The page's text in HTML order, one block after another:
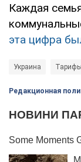
Каждая
эта цифра
Украина
Редакционная